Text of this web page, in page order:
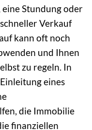
Stundung oder
Verkauf
kann oft noch
und Ihnen
zu regeln. In
eines
die Immobilie
finanziellen